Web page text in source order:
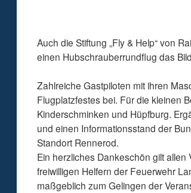
Auch die Stiftung „Fly & Help“ von
einen Hubschrauberrundflug das
Zahlreiche Gastpiloten mit ihren
Flugplatzfestes bei. Für die kleinen
Kinderschminken und Hüpfburg.
und einen Informationsstand der
Standort Rennerod.
Ein herzliches Dankeschön gilt
freiwilligen Helfern der Feuerwehr
maßgeblich zum Gelingen der